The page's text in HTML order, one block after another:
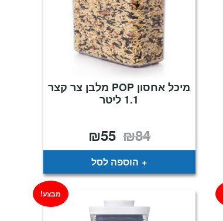
מיכל אחסון POP מלבן צר קצר
1.1 ליטר
₪84 המחיר
המקורי
היה:
₪55
הוא:
הוספה לסל
מבצע!